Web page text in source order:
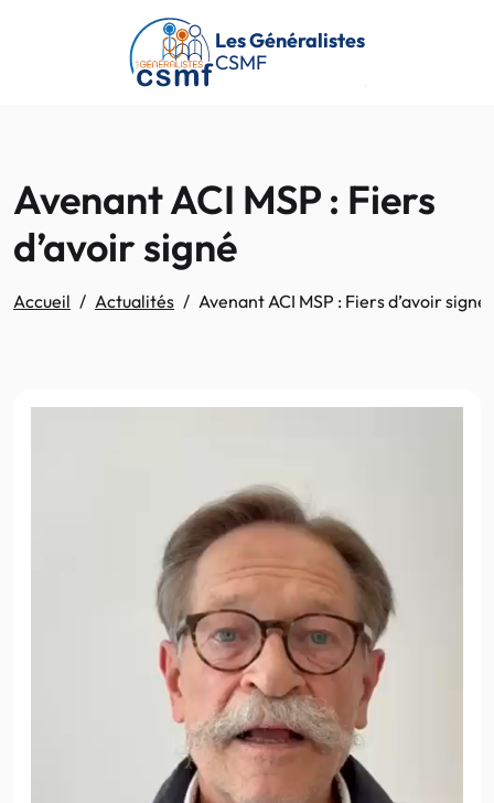
Passer au contenu principal
Les Généralistes
CSMF
Avenant ACI MSP : Fiers
d’avoir signé
Accueil Actualités Avenant ACI MSP : Fiers d’avoir signé